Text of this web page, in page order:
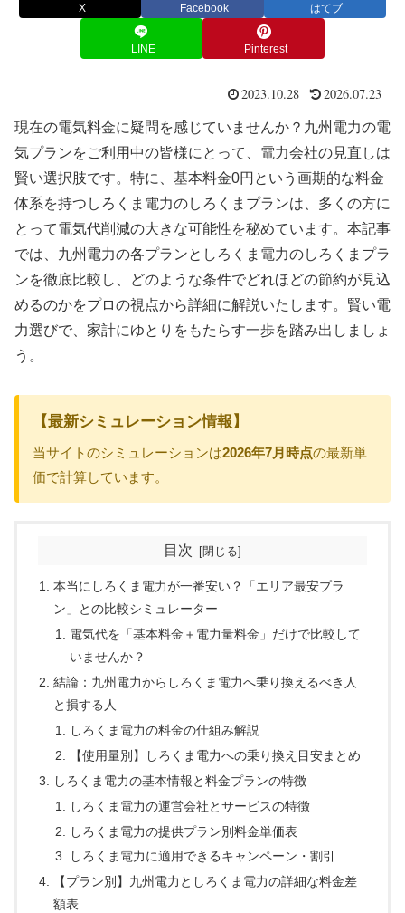
X Facebook はてブ
LINE Pinterest
2023.10.28 2026.07.23
現在の電気料金に疑問を感じていませんか？九州電力の電
気プランをご利用中の皆様にとって、電力会社の見直しは
賢い選択肢です。特に、基本料金0円という画期的な料金
体系を持つしろくま電力のしろくまプランは、多くの方に
とって電気代削減の大きな可能性を秘めています。本記事
では、九州電力の各プランとしろくま電力のしろくまプラ
ンを徹底比較し、どのような条件でどれほどの節約が見込
めるのかをプロの視点から詳細に解説いたします。賢い電
力選びで、家計にゆとりをもたらす一歩を踏み出しましょ
う。
【最新シミュレーション情報】
当サイトのシミュレーションは2026年7月時点の最新単
価で計算しています。
目次
本当にしろくま電力が一番安い？「エリア最安プラ
ン」との比較シミュレーター
電気代を「基本料金＋電力量料金」だけで比較して
いませんか？
結論：九州電力からしろくま電力へ乗り換えるべき人
と損する人
しろくま電力の料金の仕組み解説
【使用量別】しろくま電力への乗り換え目安まとめ
しろくま電力の基本情報と料金プランの特徴
しろくま電力の運営会社とサービスの特徴
しろくま電力の提供プラン別料金単価表
しろくま電力に適用できるキャンペーン・割引
【プラン別】九州電力としろくま電力の詳細な料金差
額表